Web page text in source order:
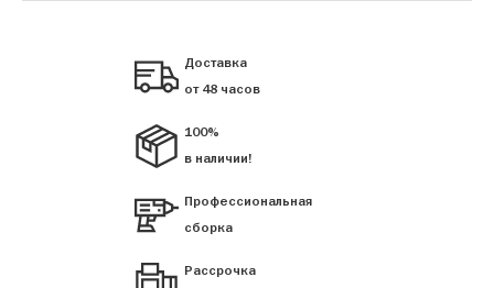
Доставка
от 48 часов
100%
в наличии!
Профессиональная
сборка
Рассрочка